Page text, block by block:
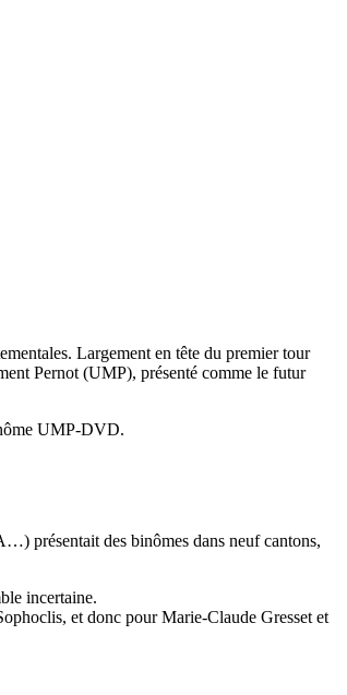
Largement en tête du premier tour
Pernot (UMP), présenté comme le futur
UMP-DVD.
présentait des binômes dans neuf cantons,
incertaine.
et donc pour Marie-Claude Gresset et